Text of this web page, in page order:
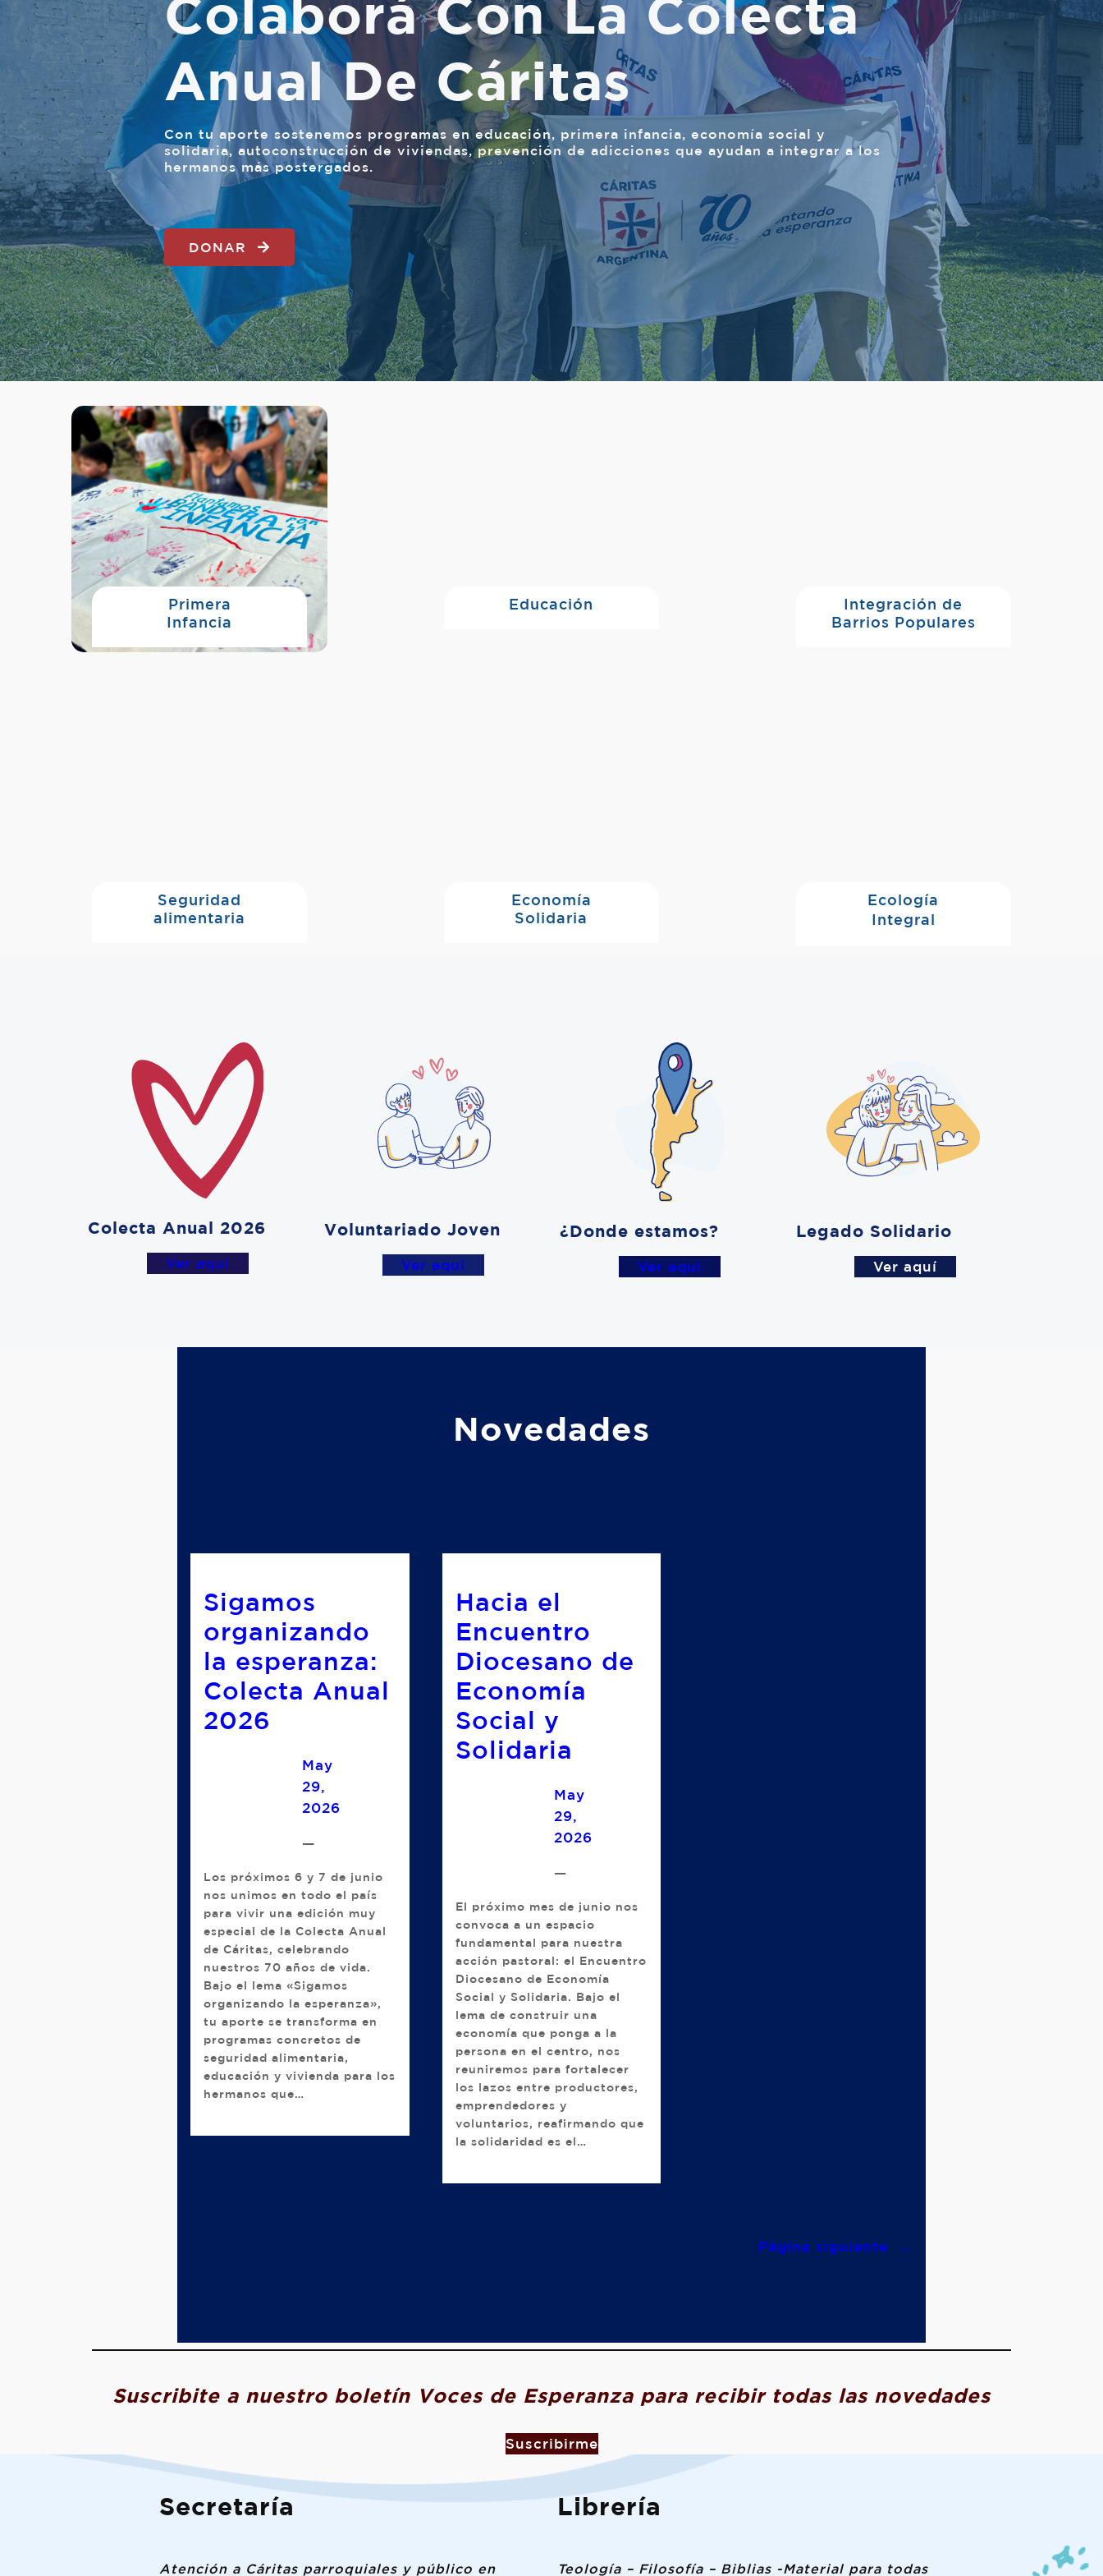
Colaborá Con La Colecta
Anual De Cáritas
Con tu aporte sostenemos programas en educación, primera infancia, economía social y
solidaria, autoconstrucción de viviendas, prevención de adicciones que ayudan a integrar a los
hermanos más postergados.
DONAR
Primera
Infancia
Educación
Integración de
Barrios Populares
Seguridad
alimentaria
Economía
Solidaria
Ecología
Integral
Colecta Anual 2026
Ver aqui
Voluntariado Joven
Ver aqui
¿Donde estamos?
Ver aqui
Legado Solidario
Ver aquí
Novedades
Sigamos
organizando
la esperanza:
Colecta Anual
2026
May
29,
2026
—
Los próximos 6 y 7 de junio
nos unimos en todo el país
para vivir una edición muy
especial de la Colecta Anual
de Cáritas, celebrando
nuestros 70 años de vida.
Bajo el lema «Sigamos
organizando la esperanza»,
tu aporte se transforma en
programas concretos de
seguridad alimentaria,
educación y vivienda para los
hermanos que…
Hacia el
Encuentro
Diocesano de
Economía
Social y
Solidaria
May
29,
2026
—
El próximo mes de junio nos
convoca a un espacio
fundamental para nuestra
acción pastoral: el Encuentro
Diocesano de Economía
Social y Solidaria. Bajo el
lema de construir una
economía que ponga a la
persona en el centro, nos
reuniremos para fortalecer
los lazos entre productores,
emprendedores y
voluntarios, reafirmando que
la solidaridad es el…
Página siguiente →
Suscribite a nuestro boletín Voces de Esperanza para recibir todas las novedades
Suscribirme
Secretaría
Atención a Cáritas parroquiales y público en
Librería
Teología – Filosofía – Biblias -Material para todas